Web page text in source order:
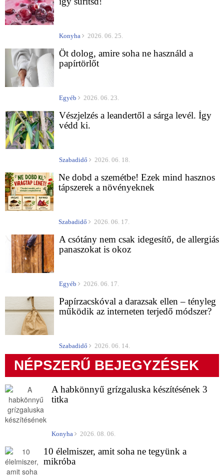
Konyha 2026. 06. 25.
Öt dolog, amire soha ne használd a
papírtörlőt
Egyéb 2026. 06. 23.
Vészjelzés a leandertől a sárga levél. Így
védd ki.
Szabadidő 2026. 06. 18.
Ne dobd a szemétbe! Ezek mind hasznos
tápszerek a növényeknek
Szabadidő 2026. 06. 17.
A csótány nem csak idegesítő, de allergiás
panaszokat is okoz
Egyéb 2026. 06. 17.
Papírzacskóval a darazsak ellen – tényleg
működik az interneten terjedő módszer?
Szabadidő 2026. 06. 14.
NÉPSZERŰ BEJEGYZÉSEK
A habkönnyű grízgaluska készítésének 3
titka
Konyha 2026. 08. 06.
10 élelmiszer, amit soha ne tegyünk a
mikróba